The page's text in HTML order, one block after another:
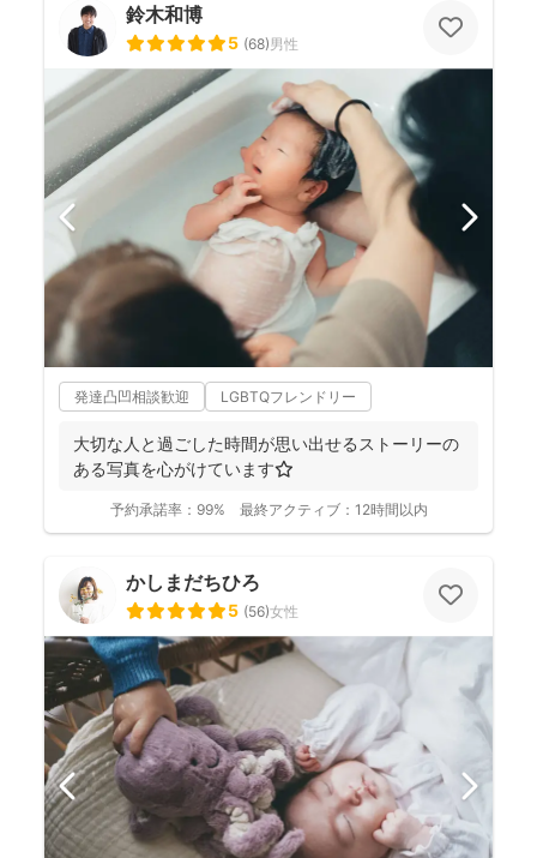
鈴木和博
5 (68)男性
発達凸凹相談歓迎 LGBTQフレンドリー
大切な人と過ごした時間が思い出せるストーリーの
ある写真を心がけています⭐️
予約承諾率： 99% 最終アクティブ： 12時間以内
かしまだちひろ
5 (56)女性